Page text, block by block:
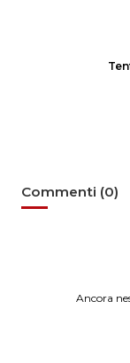
Commenti (0)
Ancora